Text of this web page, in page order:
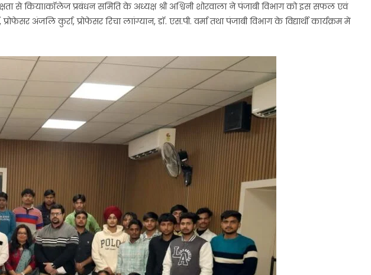
से किया।कॉलेज प्रबंधन समिति के अध्यक्ष श्री अश्विनी शोरवाला ने पंजाबी विभाग को इस सफल एवं
अंजलि कुर्रा, प्रोफेसर रिचा लाांग्यान, डॉ. एस.पी. वर्मा तथा पंजाबी विभाग के विद्यार्थी कार्यक्रम में